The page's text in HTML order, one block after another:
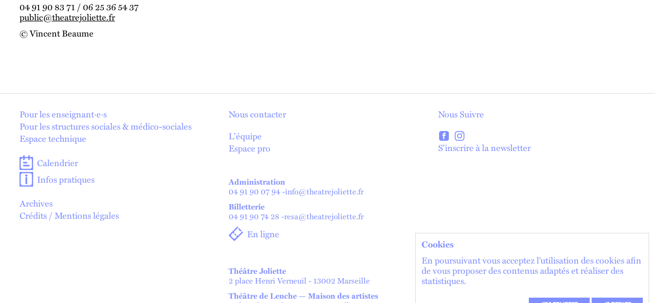
04 91 90 83 71 / 06 25 36 54 37
public@theatrejoliette.fr
© Vincent Beaume
En 1 click !
Pour les enseignant·e·s
Pour les structures sociales & médico-sociales
Espace technique
Calendrier
Infos pratiques
Archives
Crédits / Mentions légales
Nous contacter
L'équipe
Espace pro
Administration
04 91 90 07 94-info@theatrejoliette.fr
Billetterie
04 91 90 74 28 -resa@theatrejoliette.fr
En ligne
Théâtre Joliette
2 place Henri Verneuil - 13002 Marseille
Théâtre de Lenche — Maison des artistes
Nous Suivre
lien externe
S'inscrire à la newsletterlien externe
Cookies
En poursuivant vous acceptez l’utilisation des cookies afin
de vous proposer des contenus adaptés et réaliser des
statistiques.